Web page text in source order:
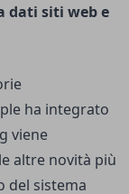
dati siti web e
ha integrato
viene
altre novità più
del sistema